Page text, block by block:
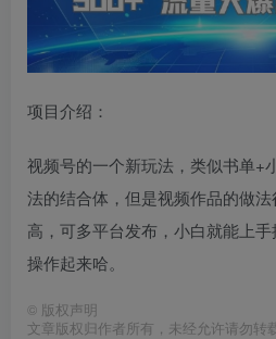
项目介绍：
视频号的一个新玩法，类似书单+
法的结合体，但是视频作品的做
高，可多平台发布，小白就能上
操作起来哈。
© 版权声明
文章版权归作者所有，未经允许请勿转载